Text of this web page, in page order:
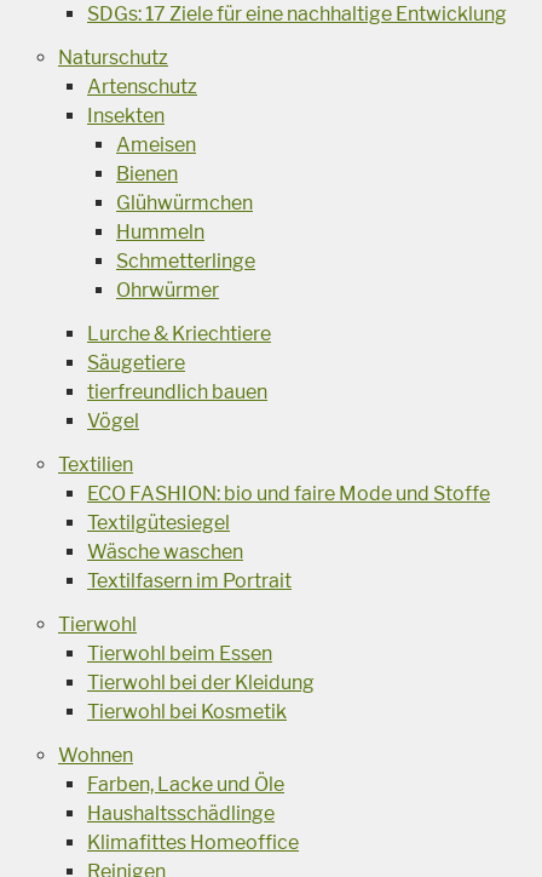
SDGs: 17 Ziele für eine nachhaltige Entwicklung
Naturschutz
Artenschutz
Insekten
Ameisen
Bienen
Glühwürmchen
Hummeln
Schmetterlinge
Ohrwürmer
Lurche & Kriechtiere
Säugetiere
tierfreundlich bauen
Vögel
Textilien
ECO FASHION: bio und faire Mode und Stoffe
Textilgütesiegel
Wäsche waschen
Textilfasern im Portrait
Tierwohl
Tierwohl beim Essen
Tierwohl bei der Kleidung
Tierwohl bei Kosmetik
Wohnen
Farben, Lacke und Öle
Haushaltsschädlinge
Klimafittes Homeoffice
Reinigen